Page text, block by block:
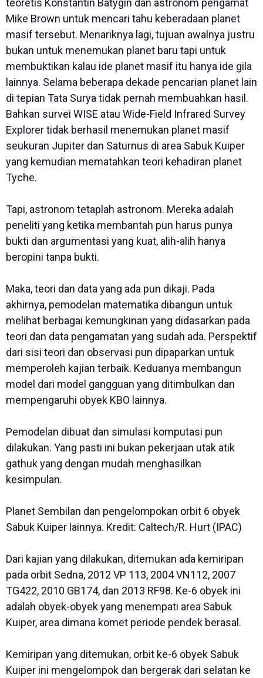
Mike Brown untuk mencari tahu keberadaan planet
masif tersebut. Menariknya lagi, tujuan awalnya justru
bukan untuk menemukan planet baru tapi untuk
membuktikan kalau ide planet masif itu hanya ide gila
lainnya. Selama beberapa dekade pencarian planet lain
di tepian Tata Surya tidak pernah membuahkan hasil.
Bahkan survei WISE atau Wide-Field Infrared Survey
Explorer tidak berhasil menemukan planet masif
seukuran Jupiter dan Saturnus di area Sabuk Kuiper
yang kemudian mematahkan teori kehadiran planet
Tyche.
Tapi, astronom tetaplah astronom. Mereka adalah
peneliti yang ketika membantah pun harus punya
bukti dan argumentasi yang kuat, alih-alih hanya
beropini tanpa bukti.
Maka, teori dan data yang ada pun dikaji. Pada
akhirnya, pemodelan matematika dibangun untuk
melihat berbagai kemungkinan yang didasarkan pada
teori dan data pengamatan yang sudah ada. Perspektif
dari sisi teori dan observasi pun dipaparkan untuk
memperoleh kajian terbaik. Keduanya membangun
model dari model gangguan yang ditimbulkan dan
mempengaruhi obyek KBO lainnya.
Pemodelan dibuat dan simulasi komputasi pun
dilakukan. Yang pasti ini bukan pekerjaan utak atik
gathuk yang dengan mudah menghasilkan
kesimpulan.
Planet Sembilan dan pengelompokan orbit 6 obyek
Sabuk Kuiper lainnya. Kredit: Caltech/R. Hurt (IPAC)
Dari kajian yang dilakukan, ditemukan ada kemiripan
pada orbit Sedna, 2012 VP 113, 2004 VN112, 2007
TG422, 2010 GB174, dan 2013 RF98. Ke-6 obyek ini
adalah obyek-obyek yang menempati area Sabuk
Kuiper, area dimana komet periode pendek berasal.
Kemiripan yang ditemukan, orbit ke-6 obyek Sabuk
Kuiper ini mengelompok dan bergerak dari selatan ke